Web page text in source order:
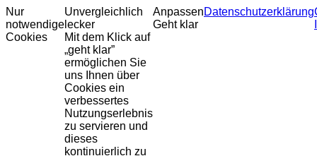
Nur
notwendige
Cookies
Unvergleichlich
lecker
Mit dem Klick auf
„geht klar”
ermöglichen Sie
uns Ihnen über
Cookies ein
verbessertes
Nutzungserlebnis
zu servieren und
dieses
kontinuierlich zu
Anpassen
Geht klar
Datenschutzerklärung